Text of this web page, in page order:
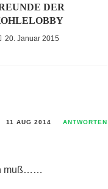
DER
20. Januar 2015
11 AUG 2014 ANTWORTEN
muß……